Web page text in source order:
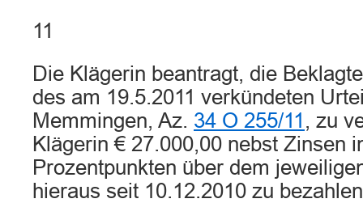
11
Die Klägerin beantragt, die
des am 19.5.2011 verkündeten
Memmingen, Az. 34 O 255/11 , zu
Klägerin € 27.000,00 nebst Zinsen
Prozentpunkten über dem
hieraus seit 10.12.2010 zu